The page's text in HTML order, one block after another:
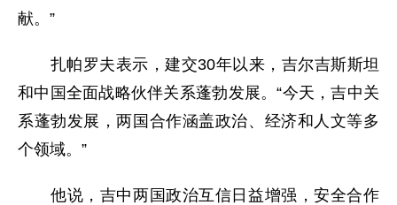
献。”
扎帕罗夫表示，建交30年以来，吉尔吉斯斯坦
和中国全面战略伙伴关系蓬勃发展。“今天，吉中关
系蓬勃发展，两国合作涵盖政治、经济和人文等多
个领域。”
他说，吉中两国政治互信日益增强，安全合作